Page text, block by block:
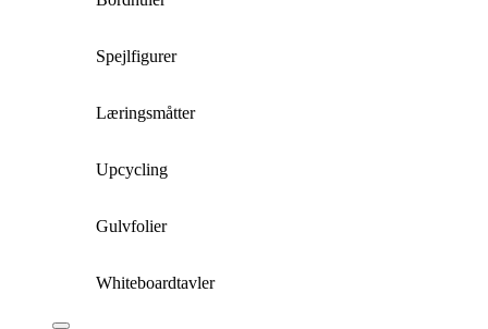
Spejlfigurer
Læringsmåtter
Upcycling
Gulvfolier
Whiteboardtavler